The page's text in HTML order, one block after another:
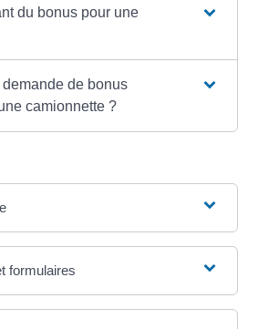
du bonus pour une
de bonus
camionnette ?
formulaires